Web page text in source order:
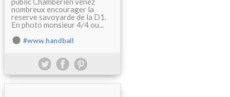
nombreux encourager la
reserve savoyarde de la D1.
En photo monsieur 4/4 ou...
#www.handball